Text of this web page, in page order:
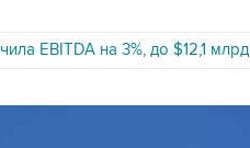
EBITDA на 3%, до $12,1 млрд